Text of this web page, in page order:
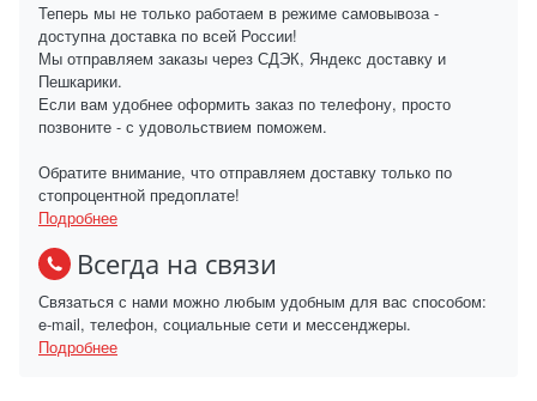
Теперь мы не только работаем в режиме самовывоза -
доступна доставка по всей России!
Мы отправляем заказы через СДЭК, Яндекс доставку и
Пешкарики.
Если вам удобнее оформить заказ по телефону, просто
позвоните - с удовольствием поможем.
Обратите внимание, что отправляем доставку только по
стопроцентной предоплате!
Подробнее
Всегда на связи
Связаться с нами можно любым удобным для вас способом:
e-mail, телефон, социальные сети и мессенджеры.
Подробнее